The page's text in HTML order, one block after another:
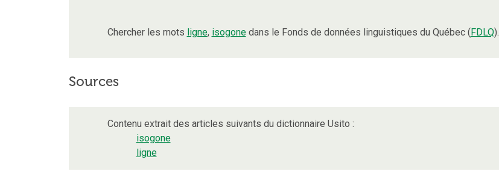
Chercher les mots ligne, isogonedans le Fonds de données linguistiques du Québec (FDLQ).
Sources
Contenu extrait des articles suivants du dictionnaire Usito :
isogone
ligne